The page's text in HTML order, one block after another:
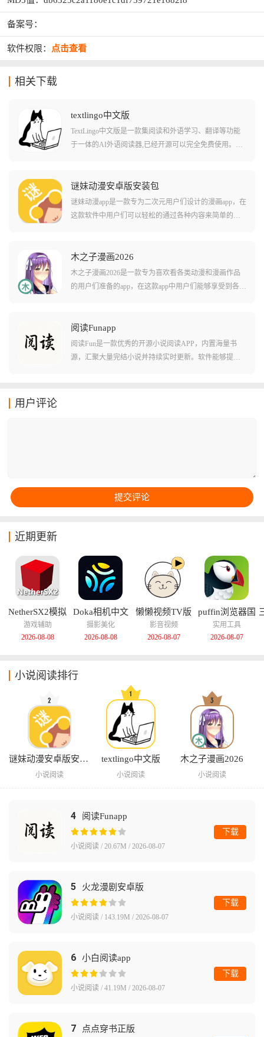
备案号：
软件权限： 点击查看
相关下载
textlingo中文版
TextLingo中文版是一款集阅读和外语学习、翻译等功能
于一体的AI外语阅读器,已经开源可以完全免费使用。软
看小说边学外语的沉浸式阅读体验。TextLingo具有离线
学习、智能推送提醒、语言识别与发音、无缝同步等功
能,支持URL、Word、Markdown、PDF、SRT等不同格式,
谜妹动漫安卓版安装包
谜妹动漫app是一款专为二次元用户们设计的漫画app，在
这款软件中用户们可以轻松的通过各种内容来简单的自
功能，包括调节字体的大小颜色等等！在这款软件中还
有多种便捷的自动化能力，包括自动跳过片头片尾，自
动播放下一集等等，让您看剧不用伸手！
木之子漫画2026
木之子漫画2026是一款专为喜欢看各类动漫和漫画作品
的用户们准备的app，在这款app中用户们能够享受到各种
品都经过了汉化和中文字幕处理，让用户们看起来没有
任何难度。软件还会定期放出一些优质的动漫作品合
集，让用户们不至于无番可看！
阅读Funapp
阅读Fun是一款优秀的开源小说阅读APP，内置海量书
源，汇聚大量完结小说并持续实时更新。软件能够提供
用户评论
近期更新
NetherSX2模拟
器汉化版
游戏辅助
2026-08-08
Doka相机中文
版
摄影美化
2026-08-08
懒懒视频TV版
影音视频
2026-08-07
puffin浏览器国
际版
实用工具
2026-08-07
小说阅读排行
谜妹动漫安卓版安装包
小说阅读
textlingo中文版
小说阅读
木之子漫画2026
小说阅读
4 阅读Funapp
小说阅读 / 20.67M / 2026-08-07
下载
5 火龙漫剧安卓版
小说阅读 / 143.19M / 2026-08-07
下载
6 小白阅读app
小说阅读 / 41.19M / 2026-08-07
下载
7 点点穿书正版